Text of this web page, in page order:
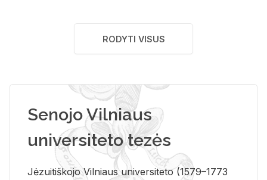
RODYTI VISUS
Senojo Vilniaus
universiteto tezės
Jėzuitiškojo Vilniaus universiteto (1579–1773